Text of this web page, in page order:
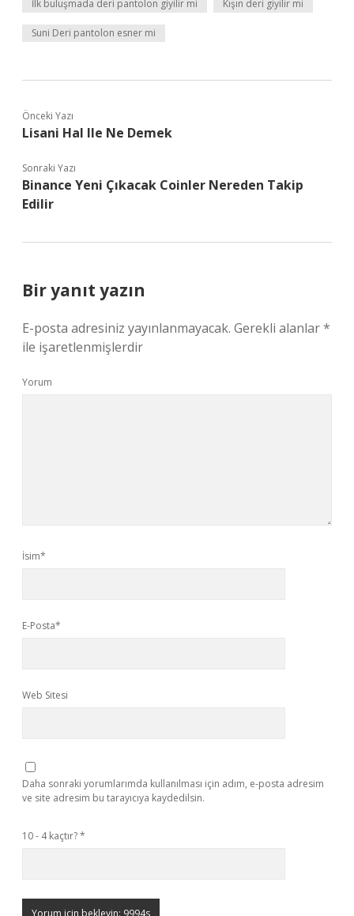
İlk buluşmada deri pantolon giyilir mi Kışın deri giyilir mi
Suni Deri pantolon esner mi
Önceki Yazı
Lisani Hal Ile Ne Demek
Sonraki Yazı
Binance Yeni Çıkacak Coinler Nereden Takip
Edilir
Bir yanıt yazın
E-posta adresiniz yayınlanmayacak. Gerekli alanlar*
ile işaretlenmişlerdir
Yorum
İsim*
E-Posta*
Web Sitesi
Daha sonraki yorumlarımda kullanılması için adım, e-posta adresim
ve site adresim bu tarayıcıya kaydedilsin.
10 - 4 kaçtır?*